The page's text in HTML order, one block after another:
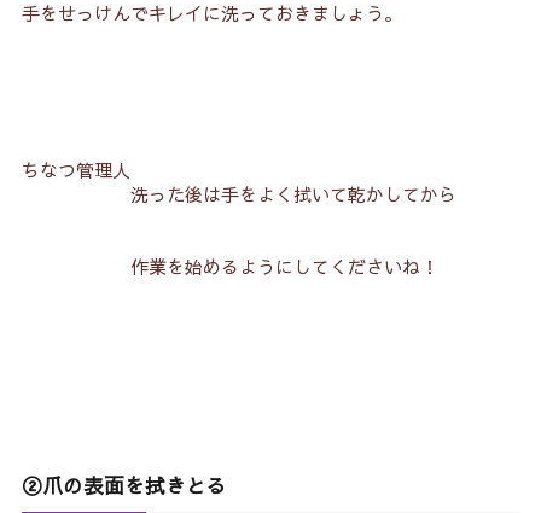
手をせっけんでキレイに洗っておきましょう。
ちなつ管理人
洗った後は手をよく拭いて乾かしてから
作業を始めるようにしてくださいね！
②爪の表面を拭きとる